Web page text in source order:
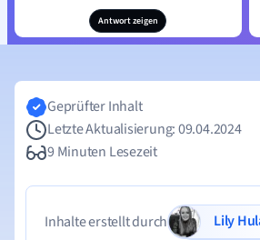
Antwort zeigen
Geprüfter Inhalt
Letzte Aktualisierung: 09.04.2024
9 Minuten Lesezeit
Inhalte erstellt durch
Lily